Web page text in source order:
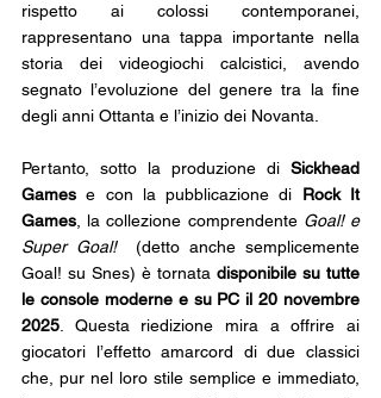
rispetto ai colossi contemporanei,
rappresentano una tappa importante nella
storia dei videogiochi calcistici, avendo
segnato l’evoluzione del genere tra la fine
degli anni Ottanta e l’inizio dei Novanta.
Pertanto, sotto la produzione di Sickhead
Games e con la pubblicazione di Rock It
Games , la collezione comprendente Goal! e
Super Goal!
  (detto anche semplicemente
Goal! su Snes) è tornata disponibile su tutte
le console moderne e su PC il 20 novembre
2025 . Questa riedizione mira a offrire ai
giocatori l’effetto amarcord di due classici
che, pur nel loro stile semplice e immediato,